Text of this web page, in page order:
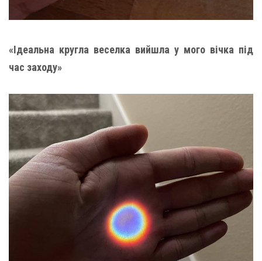
«Ідеальна кругла веселка вийшла у мого вічка під
час заходу»